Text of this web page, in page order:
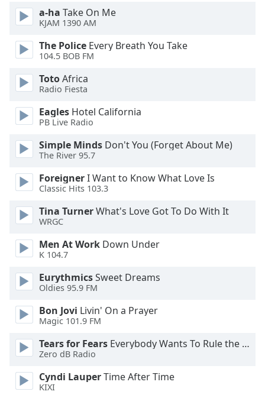
dialog
Escape
window.
Background
Color
Opacity
Caption
Area
Background
a-ha Take On Me
KJAM 1390 AM
The Police Every Breath You Take
104.5 BOB FM
TotoAfrica
Radio Fiesta
Eagles Hotel California
PB Live Radio
Simple Minds Don't You (Forget About Me)
The River 95.7
ForeignerI Want to Know What Love Is
Classic Hits 103.3
Tina TurnerWhat's Love Got To Do With It
WRGC
Men At Work Down Under
K 104.7
EurythmicsSweet Dreams
Oldies 95.9 FM
Bon Jovi Livin' On a Prayer
Magic 101.9 FM
Tears for Fears Everybody Wants To Rule the World
Zero dB Radio
Cyndi LauperTime After Time
KIXI